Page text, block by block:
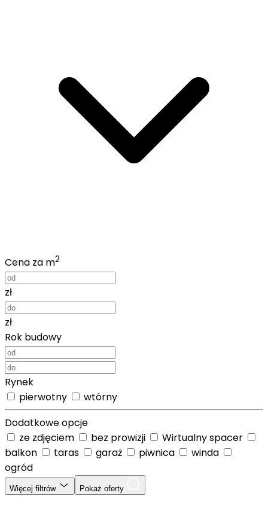
Cena za m2
zł
zł
Rok budowy
Rynek
pierwotny
wtórny
Dodatkowe opcje
ze zdjęciem
bez prowizji
Wirtualny spacer
balkon
taras garaż piwnica
winda
ogród
Więcej filtrów Pokaż oferty